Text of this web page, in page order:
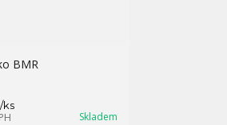
BMR
/ks
Skladem